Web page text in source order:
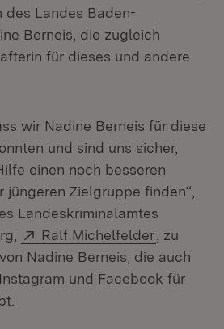
des Landes Baden-
Berneis, die zugleich
für dieses und andere
wir Nadine Berneis für diese
und sind uns sicher,
einen noch besseren
jüngeren Zielgruppe finden“,
Landeskriminalamtes
Extern:
Ralf Michelfelder (Öffnet
, zu
Nadine Berneis, die auch
und Facebook für